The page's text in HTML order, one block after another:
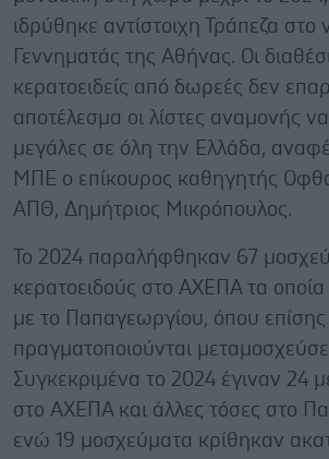
ιδρύθηκε αντίστοιχη Τράπεζα στο
Γεννηματάς της Αθήνας. Οι
κερατοειδείς από δωρεές δεν
αποτέλεσμα οι λίστες αναμονής
μεγάλες σε όλη την Ελλάδα,
ΜΠΕ ο επίκουρος καθηγητής
ΑΠΘ, Δημήτριος Μικρόπουλος.
Το 2024 παραλήφθηκαν 67
κερατοειδούς στο ΑΧΕΠΑ τα
με το Παπαγεωργίου, όπου επίσης
πραγματοποιούνται
Συγκεκριμένα το 2024 έγιναν 24
στο ΑΧΕΠΑ και άλλες τόσες στο
ενώ 19 μοσχεύματα κρίθηκαν